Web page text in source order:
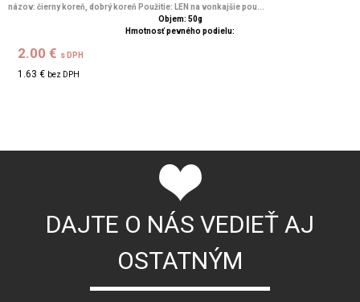
názov: čierny koreň, dobrý koreň Použitie: LEN na vonkajšie pou...
Objem: 50g
Hmotnosť pevného podielu:
2.00 € s DPH
1.63 € bez DPH
DAJTE O NÁS VEDIEŤ AJ
OSTATNÝM